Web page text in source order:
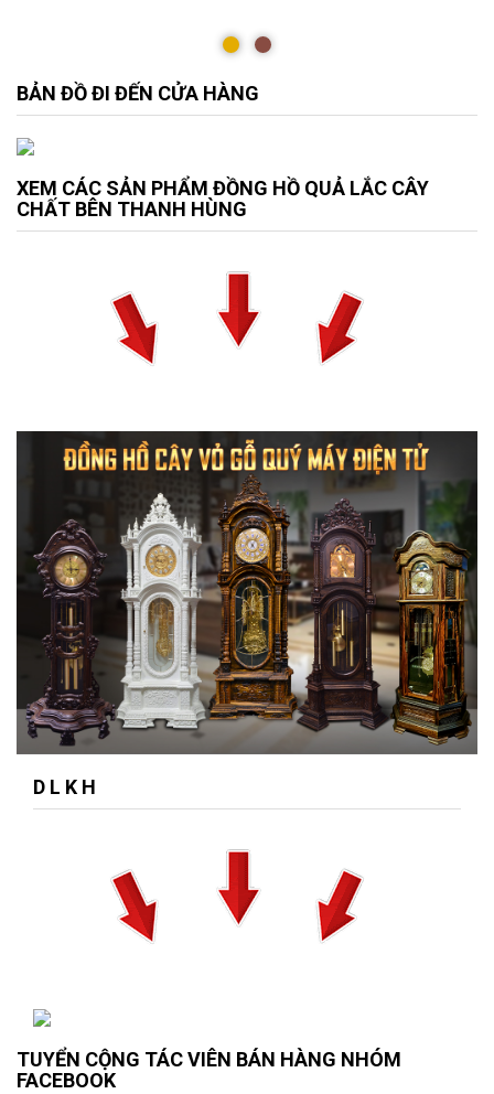
BẢN ĐỒ ĐI ĐẾN CỬA HÀNG
XEM CÁC SẢN PHẨM ĐỒNG HỒ QUẢ LẮC CÂY
CHẤT BÊN THANH HÙNG
D L K H
TUYỂN CỘNG TÁC VIÊN BÁN HÀNG NHÓM
FACEBOOK